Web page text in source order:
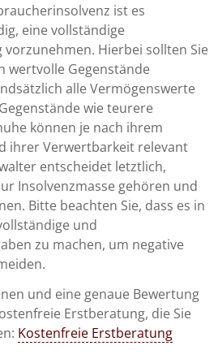
ist es
eine vollständige
Hierbei sollten Sie
wertvolle Gegenstände
alle Vermögenswerte
wie teurere
können je nach ihrem
ihrer Verwertbarkeit relevant
entscheidet letztlich,
Insolvenzmasse gehören und
Bitte beachten Sie, dass es in
und
zu machen, um negative
und eine genaue Bewertung
Erstberatung, die Sie
Kostenfreie Erstberatung